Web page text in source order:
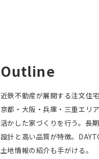
Outline
近鉄不動産が展開する注文住
京都・大阪・兵庫・三重エリ
活かした家づくりを行う。長
設計と高い品質が特徴。
土地情報の紹介も手がける。